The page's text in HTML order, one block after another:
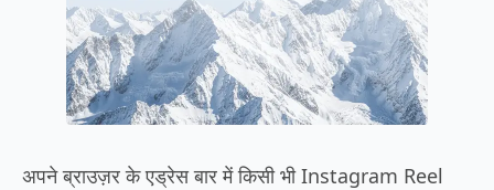
अपने ब्राउज़र के एड्रेस बार में किसी भी Instagram Reel